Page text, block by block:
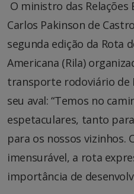
O ministro das Relações
Carlos Pakinson de
segunda edição da Rota
Americana (Rila)
transporte rodoviário de
seu aval: “Temos no
espetaculares, tanto
para os nossos
imensurável, a rota
importância de